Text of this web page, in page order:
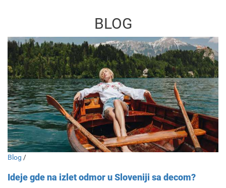
BLOG
Blog /
Ideje gde na izlet odmor u Sloveniji sa decom?